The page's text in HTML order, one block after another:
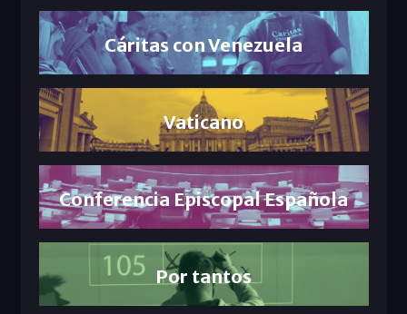
Cáritas con Venezuela
Vaticano
Conferencia Episcopal Española
Por tantos